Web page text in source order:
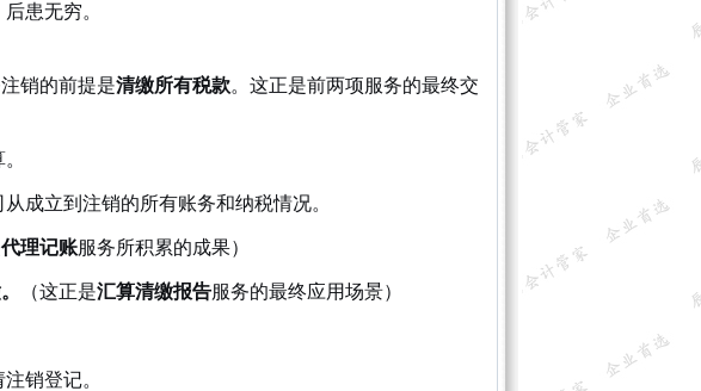
患无穷。
销的前提是清缴所有税款。这正是前两项服务的最终交
成立到注销的所有账务和纳税情况。
代理记账服务所积累的成果）
（这正是汇算清缴报告服务的最终应用场景）
销登记。